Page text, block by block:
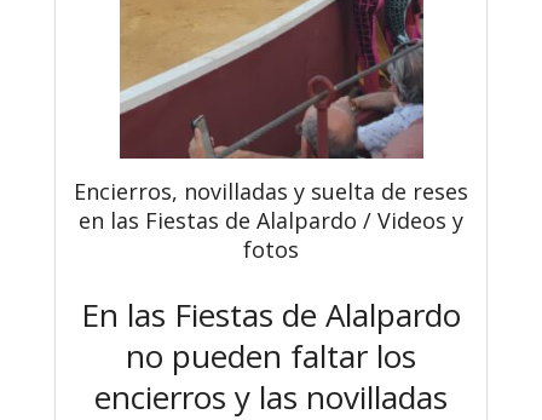
Encierros, novilladas y suelta de reses
en las Fiestas de Alalpardo / Videos y
fotos
En las Fiestas de Alalpardo
no pueden faltar los
encierros y las novilladas